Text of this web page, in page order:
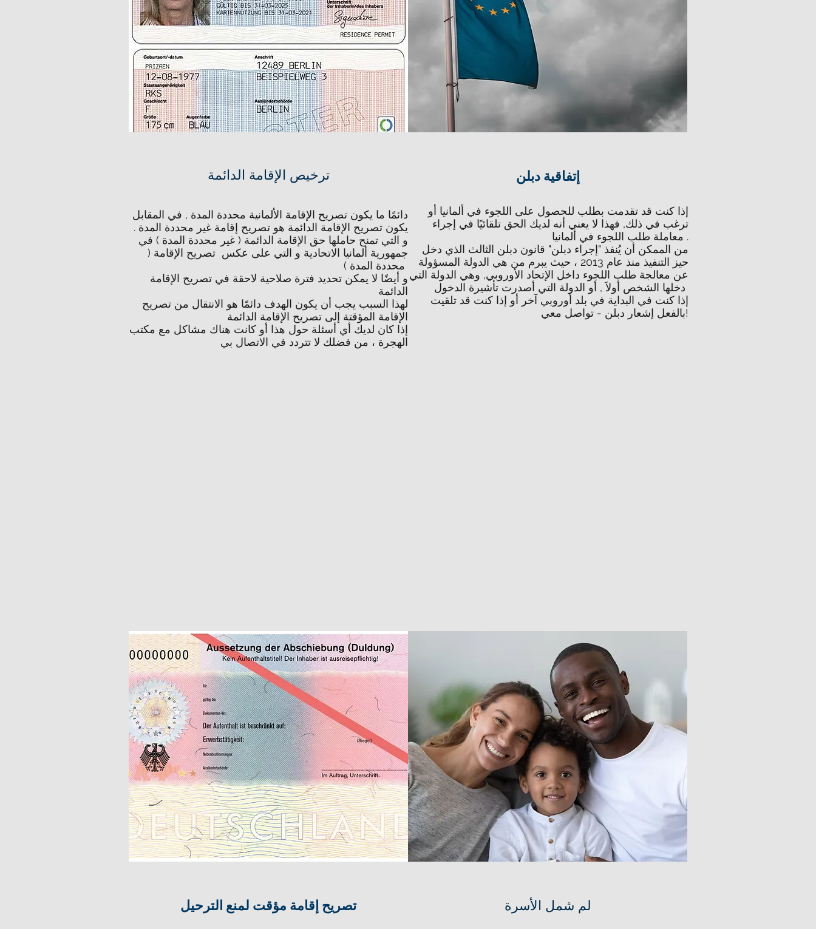
ترخيص الإقامة الدائمة
دائمًا ما يكون تصريح الإقامة الألمانية محددة المدة , في المقابل
يكون تصريح الإقامة الدائمة هو تصريح إقامة غير محددة المدة .
و التي تمنح حاملها حق الإقامة الدائمة ( غير محددة المدة ) في
جمهورية ألمانيا الاتحادية و التي على عكس تصريح الإقامة (
و أيضًا لا يمكن تحديد فترة صلاحية لاحقة في تصريح الإقامة
الدائمة
لهذا السبب يجب أن يكون الهدف دائمًا هو الانتقال من تصريح
الإقامة المؤقتة إلى تصريح الإقامة الدائمة
إذا كان لديك أي أسئلة حول هذا أو كانت هناك مشاكل مع مكتب
الهجرة ، من فضلك لا تتردد في الاتصال بي
إتفاقية دبلن
إذا كنت قد تقدمت بطلب للحصول على اللجوء في ألمانيا أو
ترغب في ذلك, فهذا لا يعني أنه لديك الحق تلقائيًا في إجراء
معاملة طلب اللجوء في ألمانيا .
من الممكن أن يُنفذ "إجراء دبلن" قانون دبلن الثالث الذي دخل
حيز التنفيذ منذ عام 2013 ، حيث يبرم من هي الدولة المسؤولة
عن معالجة طلب اللجوء داخل الإتحاد الأوروبي, وهي الدولة التي
إذا كنت في البداية في بلد أوروبي آخر أو إذا كنت قد تلقيت
بالفعل إشعار دبلن - تواصل معي!
تصريح إقامة مؤقت لمنع الترحيل لم شمل الأسرة